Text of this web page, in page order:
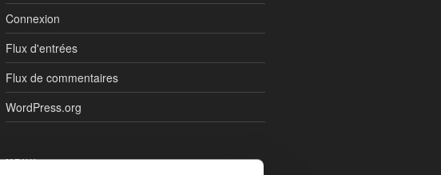
Connexion
Flux d'entrées
Flux de commentaires
WordPress.org
MENU